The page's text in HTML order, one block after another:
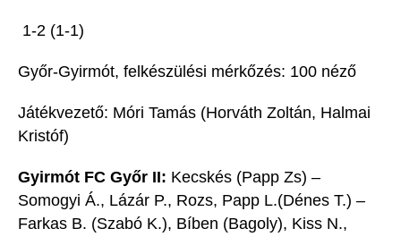
1-2 (1-1)
Győr-Gyirmót, felkészülési mérkőzés: 100 néző
Játékvezető: Móri Tamás (Horváth Zoltán, Halmai
Kristóf)
Gyirmót FC Győr II: Kecskés (Papp Zs) –
Somogyi Á., Lázár P., Rozs, Papp L.(Dénes T.) –
Farkas B. (Szabó K.), Bíben (Bagoly), Kiss N.,